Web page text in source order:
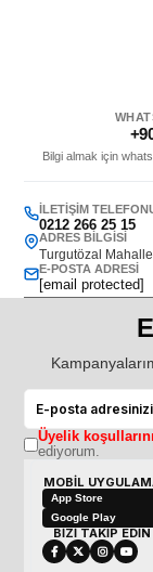
Bilgi almak için
İLETIŞIM
0212 266 25 15
ADRES BILGISI
Turgutözal
E-POSTA ADRESI
[email protected]
Üyelik koşullarını
ediyorum.
MOBİL
App Store
Google Play
BİZİ TAKİP EDİN